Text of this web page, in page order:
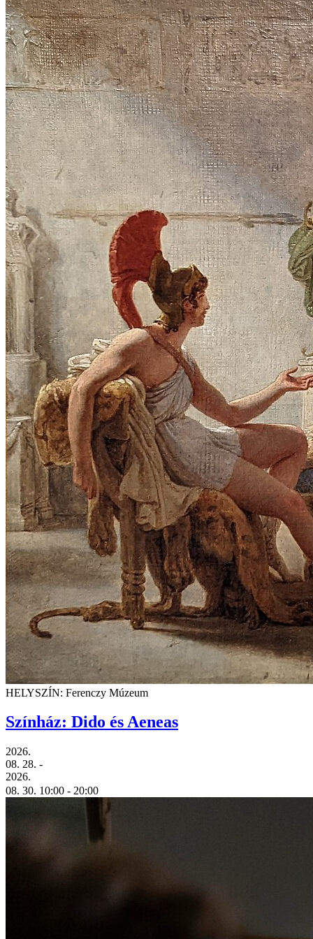
HELYSZÍN: Ferenczy Múzeum
Színház: Dido és Aeneas
2026.
08. 28. -
2026.
08. 30. 10:00 - 20:00